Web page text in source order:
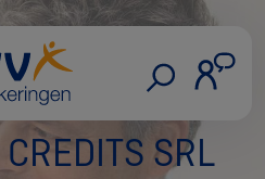
SRL